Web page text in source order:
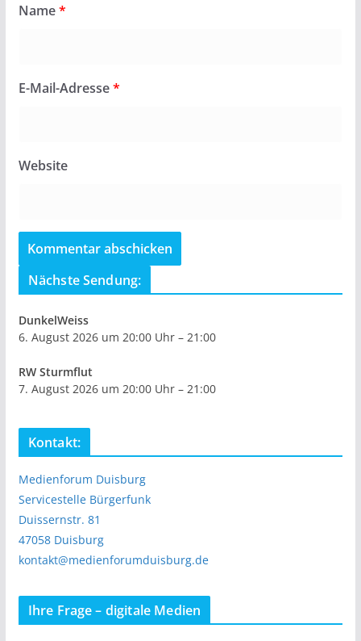
Name*
E-Mail-Adresse*
Website
Nächste Sendung:
DunkelWeiss
6. August 2026 um 20:00 Uhr – 21:00
RW Sturmflut
7. August 2026 um 20:00 Uhr – 21:00
Kontakt:
Medienforum Duisburg
Servicestelle Bürgerfunk
Duissernstr. 81
47058 Duisburg
kontakt@medienforumduisburg.de
Ihre Frage – digitale Medien